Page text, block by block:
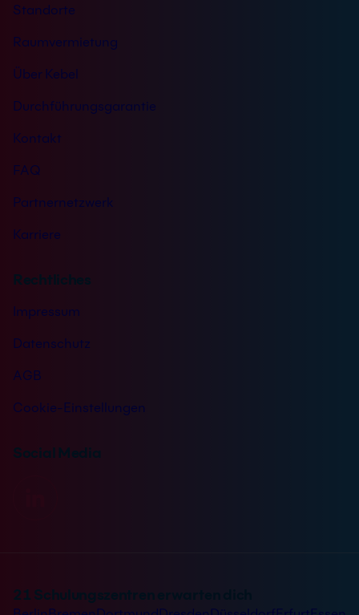
Standorte
Raumvermietung
Über Kebel
Durchführungsgarantie
Kontakt
FAQ
Partnernetzwerk
Karriere
Rechtliches
Impressum
Datenschutz
AGB
Cookie-Einstellungen
Social Media
21 Schulungszentren erwarten dich